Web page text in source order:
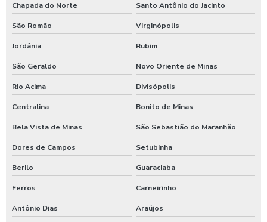
Chapada do Norte Santo Antônio do Jacinto
São Romão Virginópolis
Jordânia Rubim
São Geraldo Novo Oriente de Minas
Rio Acima Divisópolis
Centralina Bonito de Minas
Bela Vista de Minas São Sebastião do Maranhão
Dores de Campos Setubinha
Berilo Guaraciaba
Ferros Carneirinho
Antônio Dias Araújos